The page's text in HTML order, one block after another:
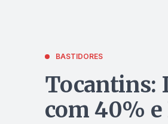
BASTIDORES
Tocantins:
com 40% e